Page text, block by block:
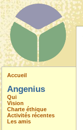
Accueil
Angenius
Qui
Vision
Charte éthique
Activités récentes
Les amis